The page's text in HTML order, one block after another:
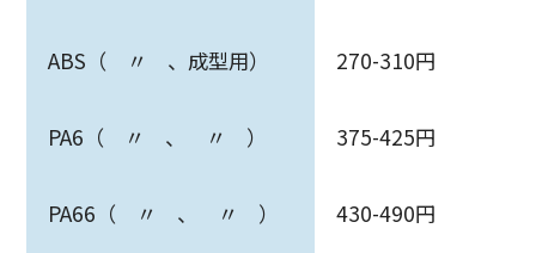
ABS（ 〃 、成型用） 270-310円
PA6（ 〃 、 〃 ） 375-425円
PA66（ 〃 、 〃 ） 430-490円